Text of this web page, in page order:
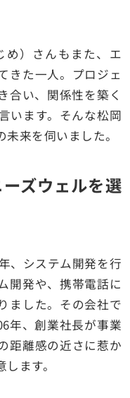
め）さんもまた、エ
きた一人。プロジェ
合い、関係性を築く
います。そんな松岡
来を伺いました。
ズウェルを選
、システム開発を行
開発や、携帯電話に
ました。その会社で
年、創業社長が事業
距離感の近さに惹か
ます。